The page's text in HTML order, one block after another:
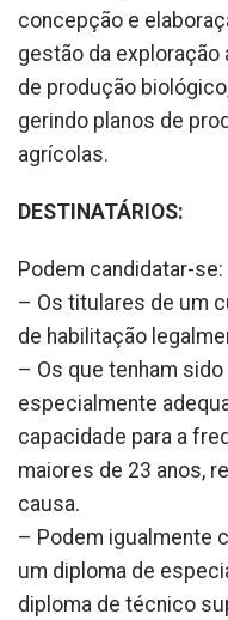
concepção e
gestão da exploração
de produção
gerindo planos de
agrícolas.
DESTINATÁRIOS:
Podem candidatar-se:
– Os titulares de um
de habilitação
– Os que tenham
especialmente
capacidade para a
maiores de 23 anos,
causa.
– Podem igualmente
um diploma de
diploma de técnico